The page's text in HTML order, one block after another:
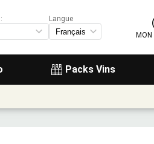
Packs Vins
Langue